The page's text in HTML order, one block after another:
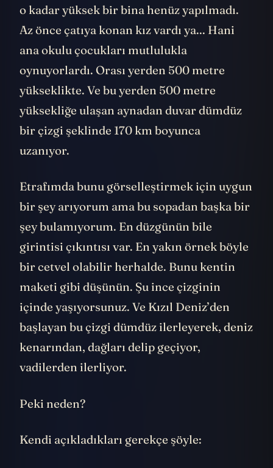
o kadar yüksek bir bina henüz yapılmadı.
Az önce çatıya konan kız vardı ya... Hani
ana okulu çocukları mutlulukla
oynuyorlardı. Orası yerden 500 metre
yükseklikte. Ve bu yerden 500 metre
yüksekliğe ulaşan aynadan duvar dümdüz
bir çizgi şeklinde 170 km boyunca
uzanıyor.
Etrafımda bunu görselleştirmek için uygun
bir şey arıyorum ama bu sopadan başka bir
şey bulamıyorum. En düzgünün bile
girintisi çıkıntısı var. En yakın örnek böyle
bir cetvel olabilir herhalde. Bunu kentin
maketi gibi düşünün. Şu ince çizginin
içinde yaşıyorsunuz. Ve Kızıl Deniz’den
başlayan bu çizgi dümdüz ilerleyerek, deniz
kenarından, dağları delip geçiyor,
vadilerden ilerliyor.
Peki neden?
Kendi açıkladıkları gerekçe şöyle: